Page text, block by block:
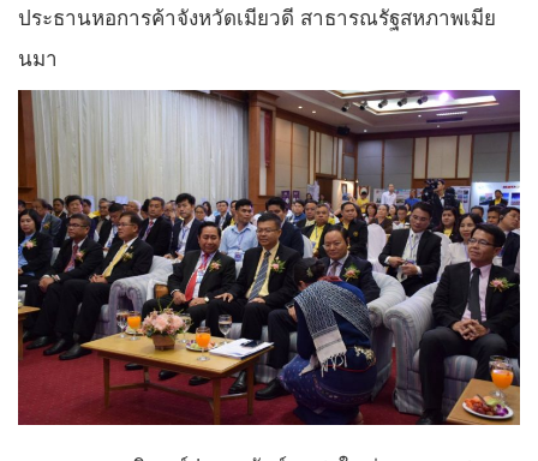
ประธานหอการค้าจังหวัดเมียวดี สาธารณรัฐสหภาพเมีย
นมา